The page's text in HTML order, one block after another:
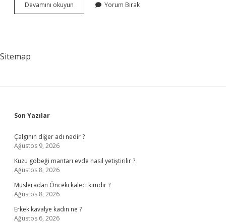
Devamını okuyun
Günü
Yorum Bırak
Sitemap
Sidebar
Son Yazılar
Çalgının diğer adı nedir ?
Ağustos 9, 2026
Kuzu göbeği mantarı evde nasıl yetiştirilir ?
Ağustos 8, 2026
Musleradan Önceki kaleci kimdir ?
Ağustos 8, 2026
Erkek kavalye kadın ne ?
Ağustos 6, 2026